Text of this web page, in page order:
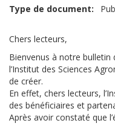
Type de document
Chers lecteurs,
Bienvenus à notre bulletin
l’Institut des Sciences
de créer.
En effet, chers lecteurs,
des bénéficiaires et
Après avoir constaté que